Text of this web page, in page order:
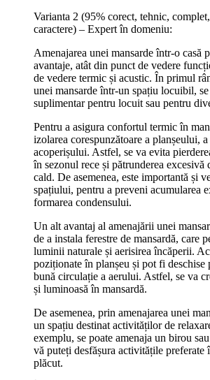
Varianta 2 (95% corect, tehnic,
caractere) – Expert în domeniu:
Amenajarea unei mansarde într-o casă
avantaje, atât din punct de vedere
de vedere termic și acustic. În primul
unei mansarde într-un spațiu locuibil,
suplimentar pentru locuit sau pentru
Pentru a asigura confortul termic în
izolarea corespunzătoare a planșeului,
acoperișului. Astfel, se va evita
în sezonul rece și pătrunderea excesivă
cald. De asemenea, este importantă și
spațiului, pentru a preveni acumularea
formarea condensului.
Un alt avantaj al amenajării unei
de a instala ferestre de mansardă, care
luminii naturale și aerisirea încăperii.
poziționate în planșeu și pot fi deschise
bună circulație a aerului. Astfel, se va
și luminoasă în mansardă.
De asemenea, prin amenajarea unei
un spațiu destinat activităților de
exemplu, se poate amenaja un birou
vă puteți desfășura activitățile
plăcut.